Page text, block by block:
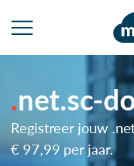
net.sc-
Registreer jouw
€ 97,99 per jaar.